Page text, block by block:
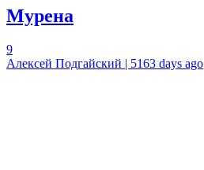
Мурена
9
Алексей Подгайский | 5163 days ago